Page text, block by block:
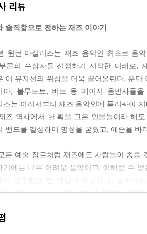
리뷰
솔직함으로 전하는 재즈 이야기
윈턴 마설리스는 재즈 음악인 최초로 음
문의 수상자를 선정하기 시작한 이래로,
이 뮤지션의 위상을 더욱 끌어올린다. 뿐만
아, 블루노트, 버브 등 메이저 음반사들
스는 어려서부터 재즈 음악인에 둘러싸여
즈 역사에서 한 획을 그은 인물들이라 해
밴드를 결성하며 명성을 굳혔고, 예순을
든 예술 장르처럼 재즈에도 사람들이 종종
기에는 너무 어려운 음악이고, 이해할 수
.” 마설리스는 이러한 견해가 완전히 잘
를 체에 거르지 않고 행간 사이에 오롯이 담